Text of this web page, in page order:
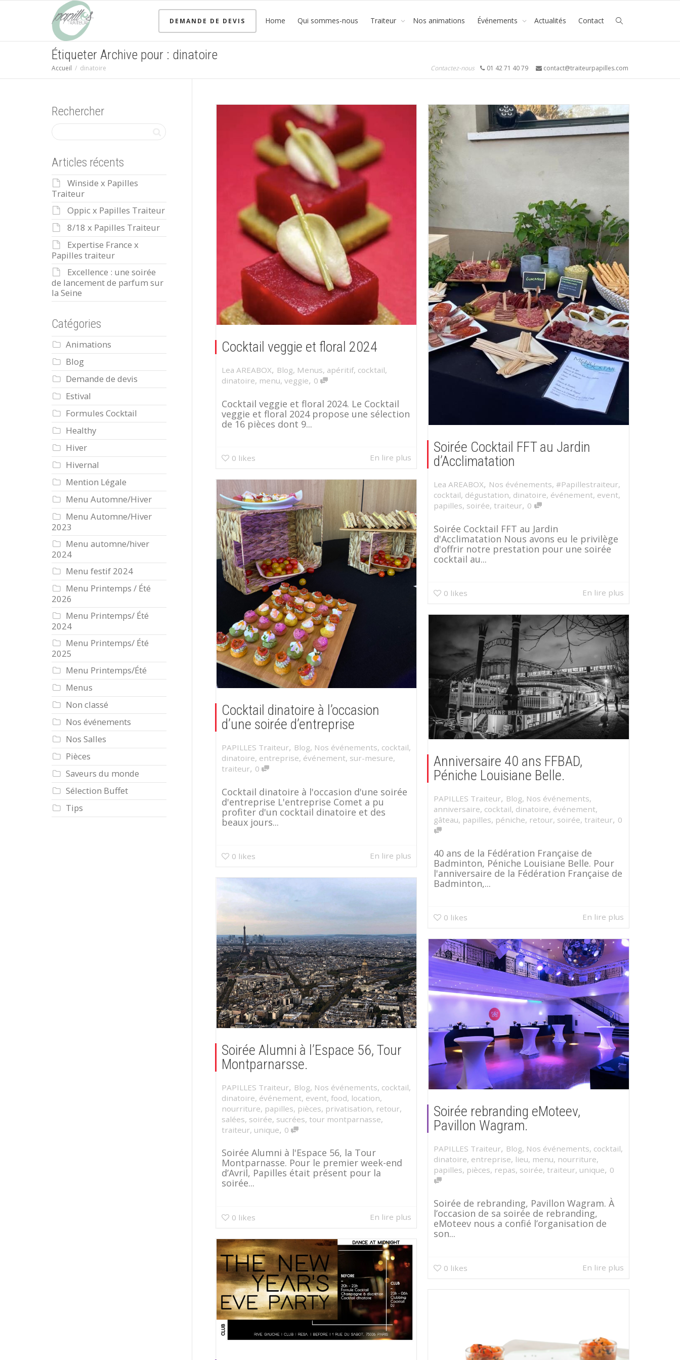
DEMANDE DE DEVIS Home Qui sommes-nous Traiteur Nos animations Événements Actualités Contact
Étiqueter Archive pour : dinatoire
Accueil dinatoire Contactez-nous 01 42 71 40 79 contact@traiteurpapilles.com
Cocktail veggie et floral 2024
Lea AREABOX, Blog, Menus, apéritif, cocktail,
dinatoire, menu, veggie, 0
Cocktail veggie et floral 2024. Le Cocktail
veggie et floral 2024 propose une sélection
de 16 pièces dont 9...
0 likes En lire plus
Soirée Cocktail FFT au Jardin
d’Acclimatation
Lea AREABOX, Nos événements,#Papillestraiteur,
cocktail, dégustation, dinatoire, événement, event,
papilles, soirée, traiteur, 0
Soirée Cocktail FFT au Jardin
d'Acclimatation Nous avons eu le privilège
d'offrir notre prestation pour une soirée
cocktail au...
0 likes En lire plus
Cocktail dinatoire à l’occasion
d’une soirée d’entreprise
PAPILLES Traiteur, Blog, Nos événements, cocktail,
dinatoire, entreprise, événement, sur-mesure,
traiteur, 0
Cocktail dinatoire à l'occasion d'une soirée
d'entreprise L'entreprise Comet a pu
profiter d'un cocktail dinatoire et des
beaux jours...
0 likes En lire plus
Anniversaire 40 ans FFBAD,
Péniche Louisiane Belle.
PAPILLES Traiteur, Blog, Nos événements,
anniversaire, cocktail, dinatoire, événement,
gâteau, papilles, péniche, retour, soirée, traiteur, 0
40 ans de la Fédération Française de
Badminton, Péniche Louisiane Belle. Pour
l'anniversaire de la Fédération Française de
Badminton,...
0 likes En lire plus
Soirée Alumni à l’Espace 56, Tour
Montparnarsse.
PAPILLES Traiteur, Blog, Nos événements, cocktail,
dinatoire, événement, event, food, location,
nourriture, papilles, pièces, privatisation, retour,
salées, soirée, sucrées, tour montparnasse,
traiteur, unique, 0
Soirée Alumni à l'Espace 56, la Tour
Montparnasse. Pour le premier week-end
d’Avril, Papilles était présent pour la
soirée...
0 likes En lire plus
Soirée rebranding eMoteev,
Pavillon Wagram.
PAPILLES Traiteur, Blog, Nos événements, cocktail,
dinatoire, entreprise, lieu, menu, nourriture,
papilles, pièces, repas, soirée, traiteur, unique, 0
Soirée de rebranding, Pavillon Wagram. À
l’occasion de sa soirée de rebranding,
eMoteev nous a confié l’organisation de
son...
0 likes En lire plus
Rechercher
Articles récents
Winside x Papilles
Traiteur
Oppic x Papilles Traiteur
8/18 x Papilles Traiteur
Expertise France x
Papilles traiteur
Excellence : une soirée
de lancement de parfum sur
la Seine
Catégories
Animations
Blog
Demande de devis
Estival
Formules Cocktail
Healthy
Hiver
Hivernal
Mention Légale
Menu Automne/Hiver
Menu Automne/Hiver
2023
Menu automne/hiver
2024
Menu festif 2024
Menu Printemps / Été
2026
Menu Printemps/ Été
2024
Menu Printemps/ Été
2025
Menu Printemps/Été
Menus
Non classé
Nos événements
Nos Salles
Pièces
Saveurs du monde
Sélection Buffet
Tips